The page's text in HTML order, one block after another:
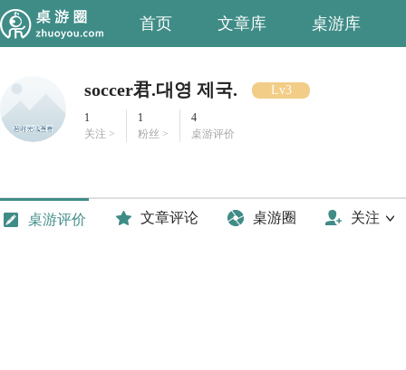
首页 文章库 桌游库
soccer君.대영 제국. Lv3
1
关注 >
1
粉丝 >
4
桌游评价
桌游评价 文章评论 桌游圈 关注